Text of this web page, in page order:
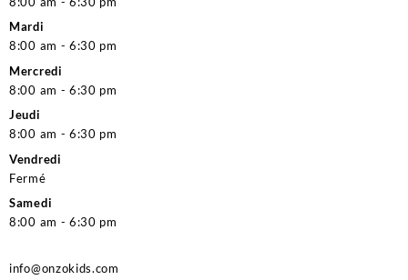
Mardi
8:00 am - 6:30 pm
Mercredi
8:00 am - 6:30 pm
Jeudi
8:00 am - 6:30 pm
Vendredi
Fermé
Samedi
8:00 am - 6:30 pm
info@onzokids.com